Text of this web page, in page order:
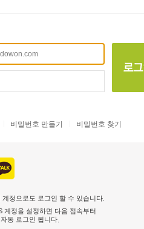
비밀번호 만들기 비밀번호 찾기
정으로도 로그인 할 수 있습니다.
계정을 설정하면 다음 접속부터
동 로그인 됩니다